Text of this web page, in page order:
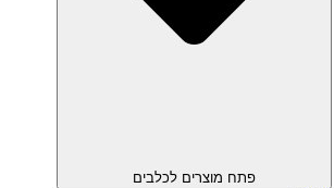
פתח מוצרים לכלבים